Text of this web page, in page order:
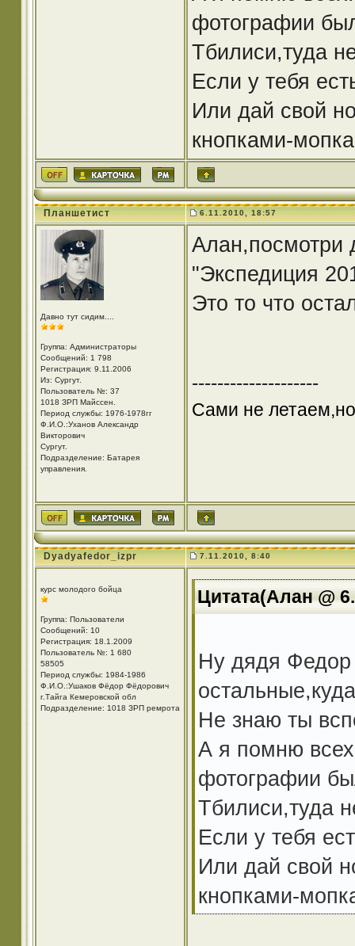
фотографии
Тбилиси,туда
Если у тебя
Или дай свой
кнопками-
Планшетист 6.11.2010, 18:57
Давно тут сидим....
Группа: Администраторы
Сообщений: 1 798
Регистрация: 9.11.2006
Из: Cургут.
Пользователь №: 37
1018 ЗРП Майссен.
Период службы: 1976-1978гг
Ф.И.О.:Уханов Александр
Викторович
Cургут.
Подразделение: Батарея
управления.
Алан,посмотри
"Экспедиция
Это то что
--------------------
Сами не
Dyadyafedor_izpr 7.11.2010, 8:40
курс молодого бойца
Группа: Пользователи
Сообщений: 10
Регистрация: 18.1.2009
Пользователь №: 1 680
58505
Период службы: 1984-1986
Ф.И.О.:Ушаков Фёдор Фёдорович
г.Тайга Кемеровской обл
Подразделение: 1018 ЗРП ремрота
Цитата(Алан @
Ну дядя Федор
Не знаю ты
А я помню
фотографии
Тбилиси,туда
Если у тебя
Или дай свой
кнопками-